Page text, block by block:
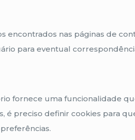
nas páginas de
para eventual
fornece uma funcionalidade
preciso definir cookies para